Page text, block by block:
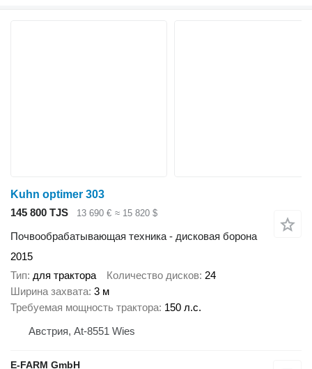
Kuhn optimer 303
145 800 TJS
13 690 € ≈ 15 820 $
Почвообрабатывающая техника - дисковая борона
2015
Тип для трактора Количество дисков 24
Ширина захвата 3 м
Требуемая мощность трактора 150 л.с.
Австрия, At-8551 Wies
E-FARM GmbH